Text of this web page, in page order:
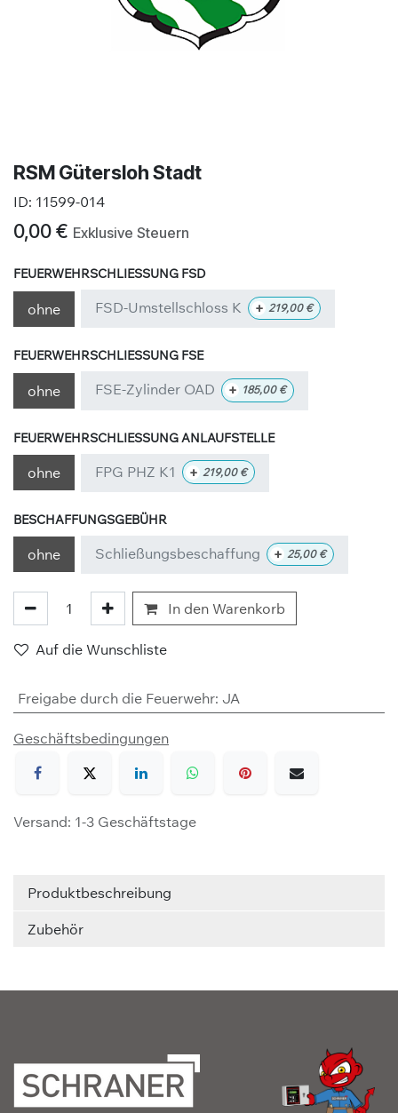
RSM Gütersloh Stadt
ID: 11599-014
0,00€ Exklusive Steuern
FEUERWEHRSCHLIESSUNG FSD
ohne FSD-Umstellschloss K + 219,00€
FEUERWEHRSCHLIESSUNG FSE
ohne FSE-Zylinder OAD + 185,00€
FEUERWEHRSCHLIESSUNG ANLAUFSTELLE
ohne FPG PHZ K1 + 219,00€
BESCHAFFUNGSGEBÜHR
ohne Schließungsbeschaffung + 25,00€
In den Warenkorb
Auf die Wunschliste
Freigabe durch die Feuerwehr: JA
Geschäftsbedingungen
Versand: 1-3 Geschäftstage
Produktbeschreibung
Zubehör